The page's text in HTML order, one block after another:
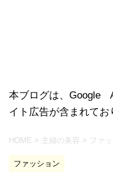
本ブログは、Google
イト広告が含まれてお
HOME > 主婦の美容 > ファ
ファッション